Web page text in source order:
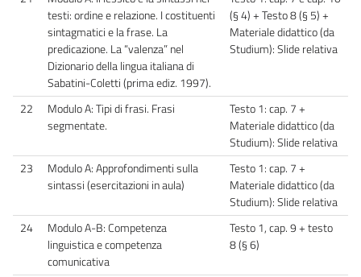
testi: ordine e relazione. I costituenti
sintagmatici e la frase. La
predicazione. La “valenza” nel
Dizionario della lingua italiana di
Sabatini-Coletti (prima ediz. 1997).
(§ 4) + Testo 8 (§ 5) +
Materiale didattico (da
Studium): Slide relativa
22
Modulo A: Tipi di frasi. Frasi
segmentate.
Testo 1: cap. 7 +
Materiale didattico (da
Studium): Slide relativa
23
Modulo A: Approfondimenti sulla
sintassi (esercitazioni in aula)
Testo 1: cap. 7 +
Materiale didattico (da
Studium): Slide relativa
24
Modulo A-B: Competenza
linguistica e competenza
comunicativa
Testo 1, cap. 9 + testo
8 (§ 6)